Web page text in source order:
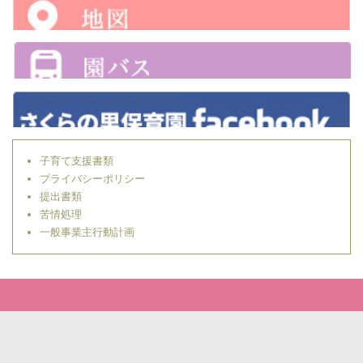
子育て支援書類
プライバシーポリシー
提出書類
苦情処理
一般事業主行動計画